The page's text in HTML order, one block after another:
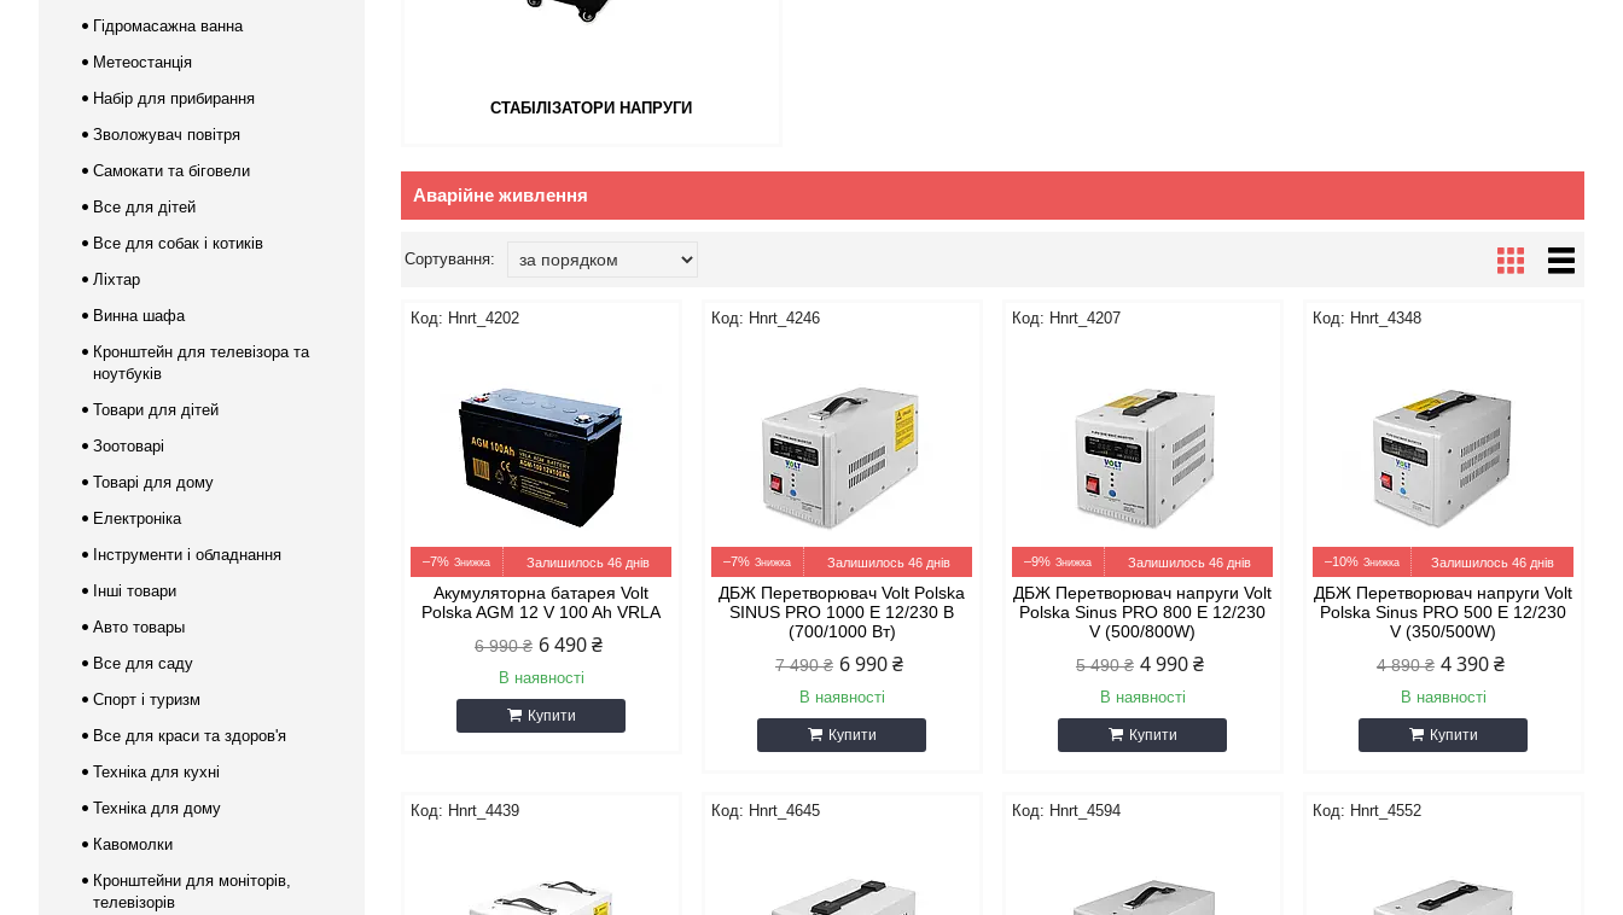
СТАБІЛІЗАТОРИ НАПРУГИ
Аварійне живлення
Hnrt_4202
–7% Залишилось 46 днів
Акумуляторна батарея Volt
Polska AGM 12 V 100 Ah VRLA
6 990 ₴ 6 490 ₴
В наявності
Купити
Hnrt_4246
–7% Залишилось 46 днів
ДБЖ Перетворювач Volt Polska
SINUS PRO 1000 E 12/230 В
(700/1000 Вт)
7 490 ₴ 6 990 ₴
В наявності
Купити
Hnrt_4207
–9% Залишилось 46 днів
ДБЖ Перетворювач напруги Volt
Polska Sinus PRO 800 E 12/230
V (500/800W)
5 490 ₴ 4 990 ₴
В наявності
Купити
Hnrt_4348
–10% Залишилось 46 днів
ДБЖ Перетворювач напруги Volt
Polska Sinus PRO 500 E 12/230
V (350/500W)
4 890 ₴ 4 390 ₴
В наявності
Купити
Hnrt_4439 Hnrt_4645 Hnrt_4594 Hnrt_4552
Гідромасажна ванна
Метеостанція
Набір для прибирання
Зволожувач повітря
Самокати та біговели
Все для дітей
Все для собак і котиків
Ліхтар
Винна шафа
Кронштейн для телевізора та
ноутбуків
Товари для дітей
Зоотоварі
Товарі для дому
Електроніка
Інструменти і обладнання
Інші товари
Авто товары
Все для саду
Спорт і туризм
Все для краси та здоров'я
Техніка для кухні
Техніка для дому
Кавомолки
Кронштейни для моніторів,
телевізорів